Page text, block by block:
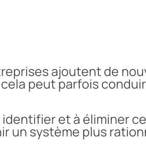
ajoutent de
peut parfois
et à éliminer
un système plus